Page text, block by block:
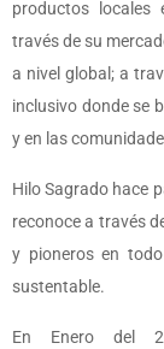
productos locales
través de su
a nivel global; a
inclusivo donde se
y en las
Hilo Sagrado hace
reconoce a través
y pioneros en
sustentable.
En Enero del